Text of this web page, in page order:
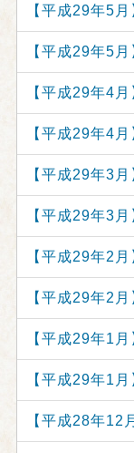
【平成29年5
【平成29年5
【平成29年4
【平成29年4
【平成29年3
【平成29年3
【平成29年2
【平成29年2
【平成29年1
【平成29年1
【平成28年